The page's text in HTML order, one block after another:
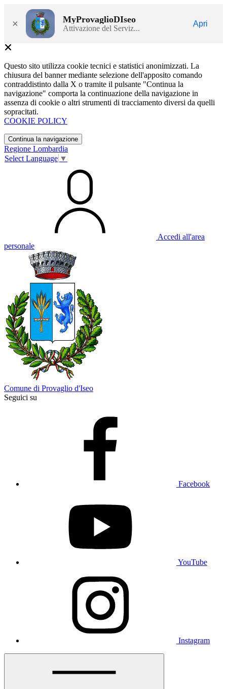
× MyProvaglioDIseo
Attivazione del Serviz...
Apri
Questo sito utilizza cookie tecnici e statistici anonimizzati. La
chiusura del banner mediante selezione dell'apposito comando
contraddistinto dalla X o tramite il pulsante "Continua la
navigazione" comporta la continuazione della navigazione in
assenza di cookie o altri strumenti di tracciamento diversi da quelli
sopracitati.
COOKIE POLICY
Continua la navigazione
Regione Lombardia
Select Language ▼
Accedi all'area
personale
Comune di Provaglio d'Iseo
Seguici su
Facebook
YouTube
Instagram